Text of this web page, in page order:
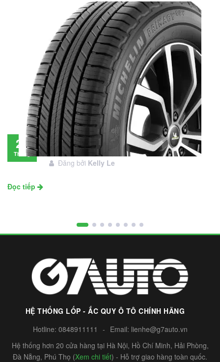
28
Tháng
Đánh giá lốp Michelin Primacy SUV: Đáng
đầu tư không?
Đăng bởi Kelly Le
Đọc tiếp
HỆ THỐNG LỐP - ẮC QUY Ô TÔ CHÍNH HÃNG
Hotline: 0848911111 - Email: lienhe@g7auto.vn
Hệ thống hơn 20 cửa hàng tại Hà Nội, Hồ Chí Minh, Hải Phòng,
Đà Nẵng, Phú Thọ (Xem chi tiết) - Hỗ trợ giao hàng toàn quốc.